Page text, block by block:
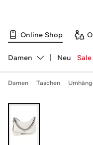
Online Shop
Abteilung ändern,
Damen Neu Sale
Damen Taschen